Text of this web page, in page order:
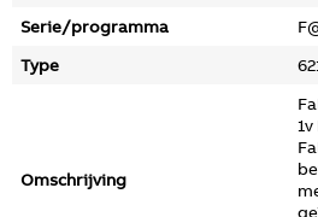
Serie/programma
Type
Omschrijving